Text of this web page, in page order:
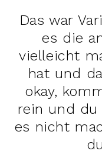
Das war
es die
vielleicht
hat und
okay,
rein und du
es nicht